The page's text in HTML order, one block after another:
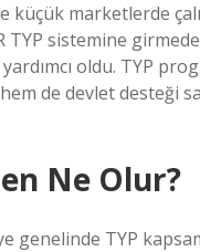
küçük marketlerde
TYP sistemine
oldu. TYP
de devlet desteği
Ne Olur?
genelinde TYP